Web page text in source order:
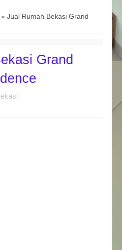
» Jual Rumah Bekasi Grand
Grand